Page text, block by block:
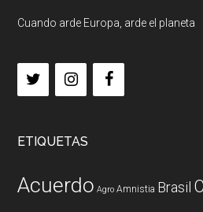
Cuando arde Europa, arde el planeta
ETIQUETAS
Acuerdo Agro Amnistia Brasil